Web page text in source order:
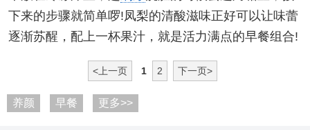
下来的步骤就简单啰!凤梨的清酸滋味正好可以让味蕾
逐渐苏醒，配上一杯果汁，就是活力满点的早餐组合!
<上一页 1 2 下一页>
养颜 早餐 更多>>